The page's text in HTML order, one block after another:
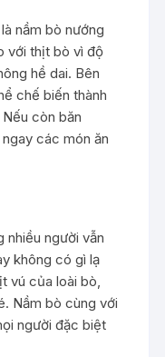
nầm bò nướng
với thịt bò vì độ
hề dai. Bên
chế biến thành
còn băn
các món ăn
nhiều người vẫn
không có gì lạ
vú của loài bò,
Nầm bò cùng với
người đặc biệt